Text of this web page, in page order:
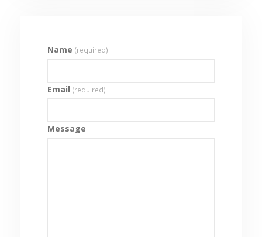
Name (required)
Email (required)
Message